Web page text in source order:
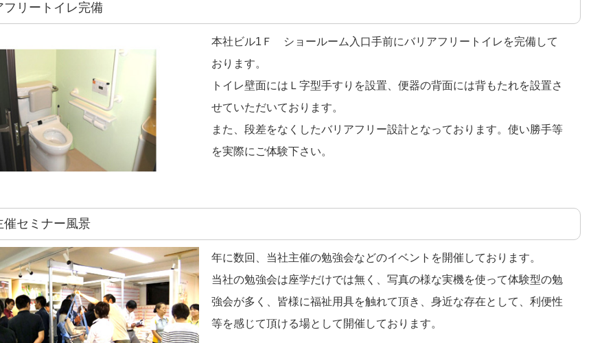
フリートイレ完備
本社ビル1Ｆ ショールーム入口手前にバリアフリートイレを完備して
おります。
トイレ壁面にはＬ字型手すりを設置、便器の背面には背もたれを設置さ
せていただいております。
また、段差をなくしたバリアフリー設計となっております。使い勝手等
を実際にご体験下さい。
催セミナー風景
年に数回、当社主催の勉強会などのイベントを開催しております。
当社の勉強会は座学だけでは無く、写真の様な実機を使って体験型の勉
強会が多く、皆様に福祉用具を触れて頂き、身近な存在として、利便性
等を感じて頂ける場として開催しております。